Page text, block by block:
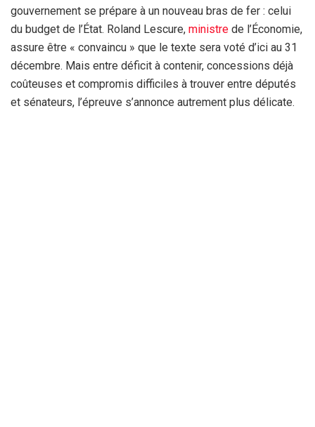
gouvernement se prépare à un nouveau bras de fer : celui
du budget de l’État. Roland Lescure, ministre de l’Économie,
assure être « convaincu » que le texte sera voté d’ici au 31
décembre. Mais entre déficit à contenir, concessions déjà
coûteuses et compromis difficiles à trouver entre députés
et sénateurs, l’épreuve s’annonce autrement plus délicate.